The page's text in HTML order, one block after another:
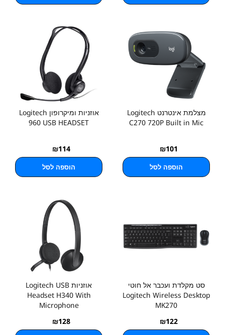
מצלמת אינטרנט Logitech
C270 720P Built in Mic
₪101
הוספה לסל
אוזניות ומיקרופון Logitech
960 USB HEADSET
₪114
הוספה לסל
סט מקלדת ועכבר אל חוטי
Logitech Wireless Desktop
MK270
₪122
אוזניות Logitech USB
Headset H340 With
Microphone
₪128